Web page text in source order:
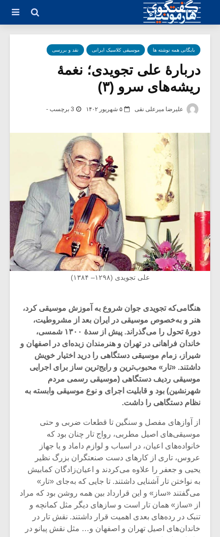
بایگانی همه نوشته ها موسیقی کلاسیک ایرانی نقد و بررسی
دربارۀ علی تجویدی؛ نغمۀ
ریشه‌های سرو (۳)
علیرضا میرعلی نقی ۵ شهریور ۱۴۰۲ 3 برچسب -
علی تجویدی (۱۲۹۸– ۱۳۸۴)
هنگامی‌که تجویدی جوان شروع به آموزش موسیقی کرد،
هنر و به‌خصوص موسیقی در ایران بعد از مشروطیت،
دورۀ تحول را می‌گذراند. پیش از سدۀ ۱۳۰۰ شمسی،
خاندان فراهانی در تهران و هنرمندان زبده‌ای در اصفهان و
شیراز، زمام موسیقی دستگاهی را درید اختیار خویش
داشتند. «تار» محبوب‌ترین و رایج‌ترین ساز برای اجرایی
موسیقی ردیف دستگاهی (موسیقی رسمی مردم
شهرنشین) بود و قابلیت اجرای و نوع موسیقی وابسته به
نظام دستگاهی را داشت.
از آوازهای مفصل و سنگین تا قطعات ضربی و حتی
موسیقی‌های اصیل مطربی، رواج تار چنان بود که
خانواده‌های اعیان، در اسباب و لوازم داماد و یا جهاز
عروس، تاری از کارهای دست صنعتگران بزرگ نظیر
یحیی و جعفر را علاوه می‌کردند و اعیان‌زادگان کمابیش
به نواختن تار آشنایی داشتند. تا جایی که به‌جای «تار»
می‌گفتند «ساز» و این قرارداد بین همه روشن بود که مراد
از «ساز» همان تار است و سازهای دیگر مثل کمانچه و
تنبک در رده‌های بعدی اهمیت قرار داشتند. نقش تار در
خاندان‌های اصیل تهران و اصفهان و… مثل نقش پیانو در